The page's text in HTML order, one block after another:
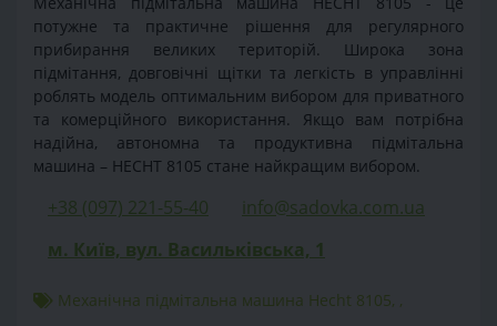
потужне та практичне рішення для регулярного
прибирання великих територій. Широка зона
підмітання, довговічні щітки та легкість в управлінні
роблять модель оптимальним вибором для приватного
та комерційного використання. Якщо вам потрібна
надійна, автономна та продуктивна підмітальна
машина – HECHT 8105 стане найкращим вибором.
+38 (097) 221-55-40
info@sadovka.com.ua
м. Київ, вул. Васильківська, 1
Механічна підмітальна машина Hecht 8105, ,